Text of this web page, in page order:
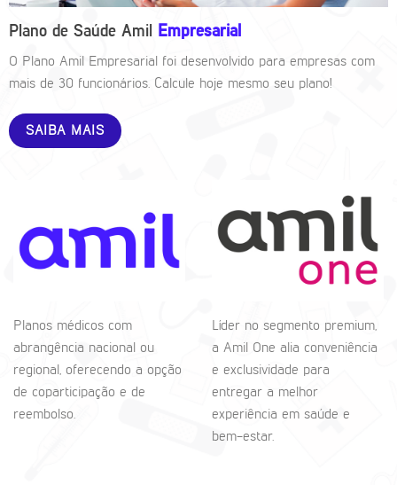
Plano de Saúde Amil Empresarial
O Plano Amil Empresarial foi desenvolvido para empresas com
mais de 30 funcionários. Calcule hoje mesmo seu plano!
SAIBA MAIS
Planos médicos com
abrangência nacional ou
regional, oferecendo a opção
de coparticipação e de
reembolso.
Líder no segmento premium,
a Amil One alia conveniência
e exclusividade para
entregar a melhor
experiência em saúde e
bem-estar.